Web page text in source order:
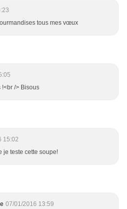
tous mes vœux
!<br /> Bisous
15:02
je teste cette soupe!
07/01/2016 13:59